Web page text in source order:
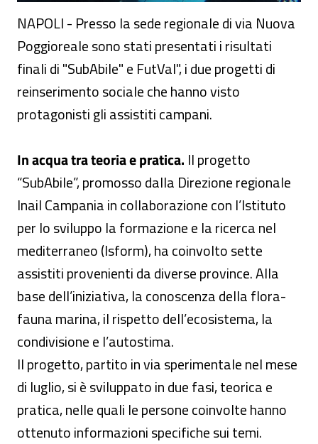
NAPOLI - Presso la sede regionale di via Nuova
Poggioreale sono stati presentati i risultati
finali di "SubAbile" e FutVal", i due progetti di
reinserimento sociale che hanno visto
protagonisti gli assistiti campani.
In acqua tra teoria e pratica. Il progetto
“SubAbile”, promosso dalla Direzione regionale
Inail Campania in collaborazione con l’Istituto
per lo sviluppo la formazione e la ricerca nel
mediterraneo (Isform), ha coinvolto sette
assistiti provenienti da diverse province. Alla
base dell’iniziativa, la conoscenza della flora-
fauna marina, il rispetto dell’ecosistema, la
condivisione e l’autostima.
Il progetto, partito in via sperimentale nel mese
di luglio, si è sviluppato in due fasi, teorica e
pratica, nelle quali le persone coinvolte hanno
ottenuto informazioni specifiche sui temi.